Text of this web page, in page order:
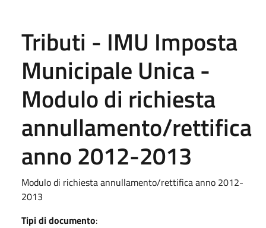
Tributi - IMU Imposta
Municipale Unica -
Modulo di richiesta
annullamento/rettifica
anno 2012-2013
Modulo di richiesta annullamento/rettifica anno 2012-
2013
Tipi di documento: